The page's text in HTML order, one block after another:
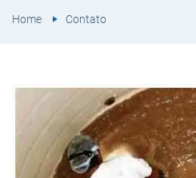
Home Contato